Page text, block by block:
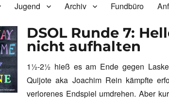
Jugend Archiv Fundbüro
DSOL Runde 7:
nicht aufhalten
1½-2½ hieß es am Ende gegen
Quijote aka Joachim Rein kämpfte
verlorenes Endspiel umdrehen. Aber